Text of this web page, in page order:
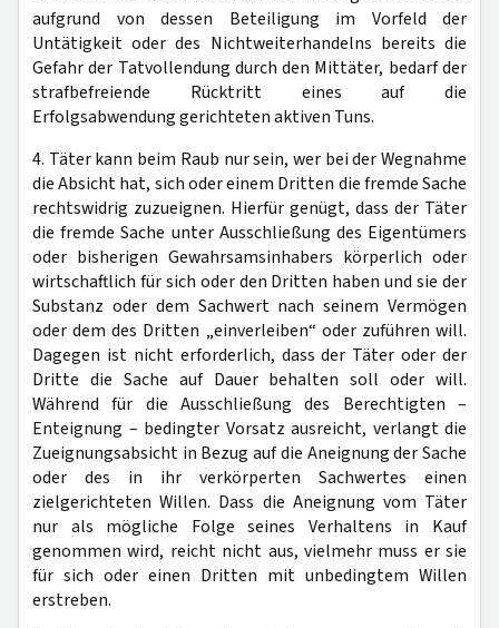
aufgrund von dessen Beteiligung im Vorfeld der
Untätigkeit oder des Nichtweiterhandelns bereits die
Gefahr der Tatvollendung durch den Mittäter, bedarf der
strafbefreiende Rücktritt eines auf die
Erfolgsabwendung gerichteten aktiven Tuns.
4. Täter kann beim Raub nur sein, wer bei der Wegnahme
die Absicht hat, sich oder einem Dritten die fremde Sache
rechtswidrig zuzueignen. Hierfür genügt, dass der Täter
die fremde Sache unter Ausschließung des Eigentümers
oder bisherigen Gewahrsamsinhabers körperlich oder
wirtschaftlich für sich oder den Dritten haben und sie der
Substanz oder dem Sachwert nach seinem Vermögen
oder dem des Dritten „einverleiben“ oder zuführen will.
Dagegen ist nicht erforderlich, dass der Täter oder der
Dritte die Sache auf Dauer behalten soll oder will.
Während für die Ausschließung des Berechtigten –
Enteignung – bedingter Vorsatz ausreicht, verlangt die
Zueignungsabsicht in Bezug auf die Aneignung der Sache
oder des in ihr verkörperten Sachwertes einen
zielgerichteten Willen. Dass die Aneignung vom Täter
nur als mögliche Folge seines Verhaltens in Kauf
genommen wird, reicht nicht aus, vielmehr muss er sie
für sich oder einen Dritten mit unbedingtem Willen
erstreben.